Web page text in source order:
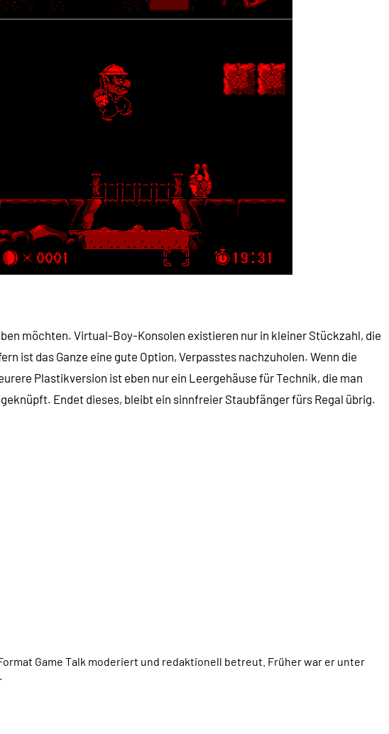
möchten. Virtual-Boy-Konsolen existieren nur in kleiner Stückzahl, die
ist das Ganze eine gute Option, Verpasstes nachzuholen. Wenn die
Plastikversion ist eben nur ein Leergehäuse für Technik, die man
Endet dieses, bleibt ein sinnfreier Staubfänger fürs Regal übrig.
Game Talk moderiert und redaktionell betreut. Früher war er unter